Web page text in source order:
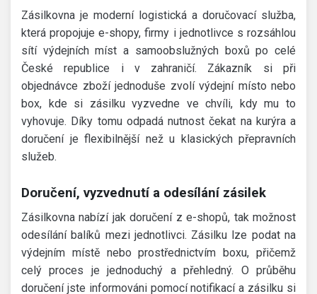
Zásilkovna je moderní logistická a doručovací služba,
která propojuje e-shopy, firmy i jednotlivce s rozsáhlou
sítí výdejních míst a samoobslužných boxů po celé
České republice i v zahraničí. Zákazník si při
objednávce zboží jednoduše zvolí výdejní místo nebo
box, kde si zásilku vyzvedne ve chvíli, kdy mu to
vyhovuje. Díky tomu odpadá nutnost čekat na kurýra a
doručení je flexibilnější než u klasických přepravních
služeb.
Doručení, vyzvednutí a odesílání zásilek
Zásilkovna nabízí jak doručení z e-shopů, tak možnost
odesílání balíků mezi jednotlivci. Zásilku lze podat na
výdejním místě nebo prostřednictvím boxu, přičemž
celý proces je jednoduchý a přehledný. O průběhu
doručení jste informováni pomocí notifikací a zásilku si